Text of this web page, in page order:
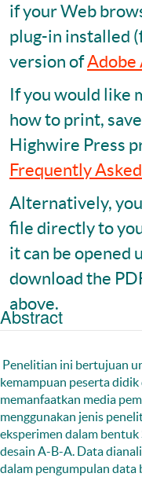
if your Web
plug-in installed
version ofAdobe
If you would like
how to print,
Highwire Press
Frequently
Alternatively,
file directly to
it can be opened
download the
above.
Abstract
Penelitian ini bertujuan
kemampuan peserta
memanfaatkan media
menggunakan jenis
eksperimen dalam bentuk
desain A-B-A. Data
dalam pengumpulan data